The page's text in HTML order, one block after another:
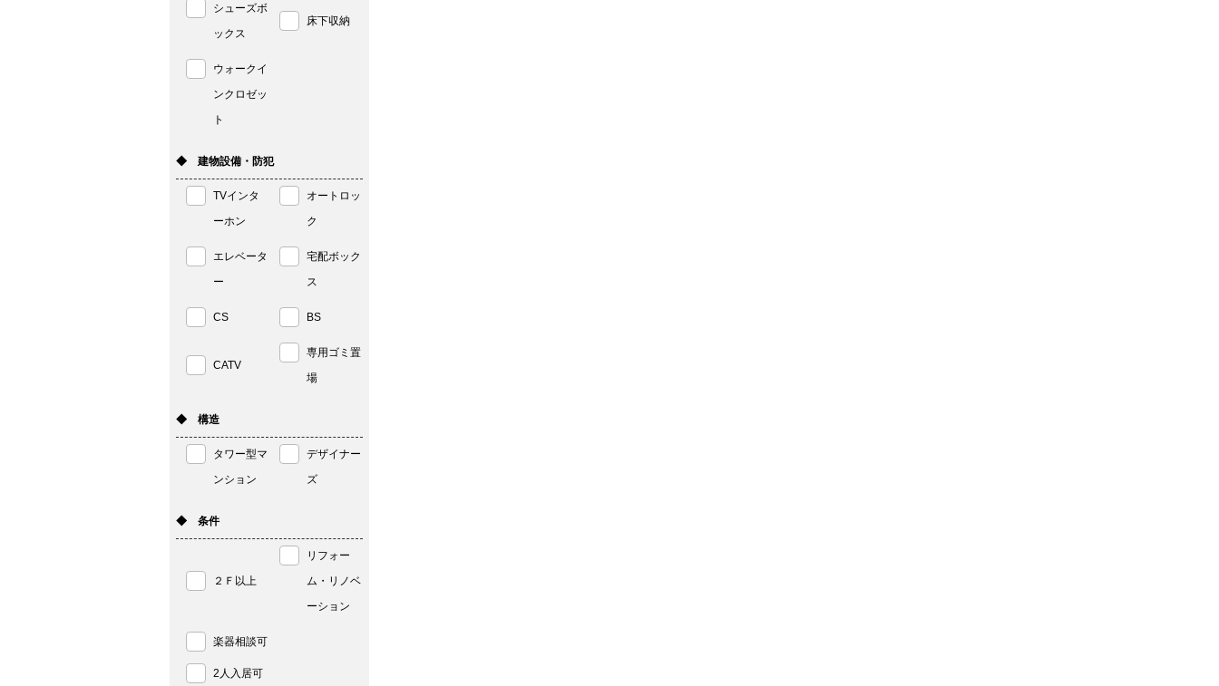
シューズボ
ックス
床下収納
ウォークイ
ンクロゼッ
ト
◆ 建物設備・防犯
TVインタ
ーホン
オートロッ
ク
エレベータ
ー
宅配ボック
ス
CS BS
CATV
専用ゴミ置
場
◆ 構造
タワー型マ
ンション
デザイナー
ズ
◆ 条件
２Ｆ以上
リフォー
ム・リノベ
ーション
楽器相談可
2人入居可